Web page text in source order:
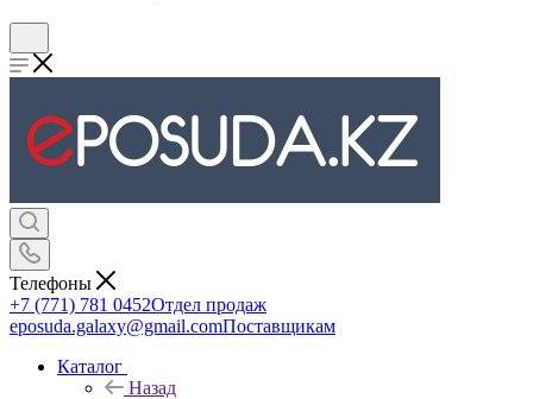
Телефоны
+7 (771) 781 0452Отдел продаж
eposuda.galaxy@gmail.comПоставщикам
Каталог
Назад